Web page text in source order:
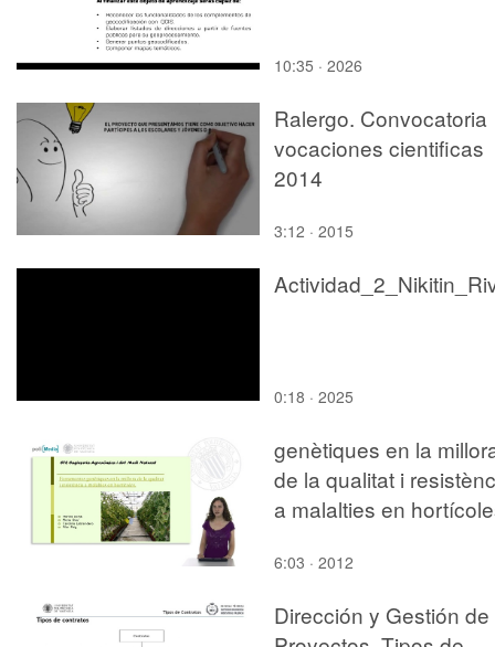
10:35 · 2026
Ralergo. Convocatoria
vocaciones cientificas
2014
3:12 · 2015
0:18 · 2025
genètiques en la
de la qualitat i
a malalties en
6:03 · 2012
Dirección y Gestión de